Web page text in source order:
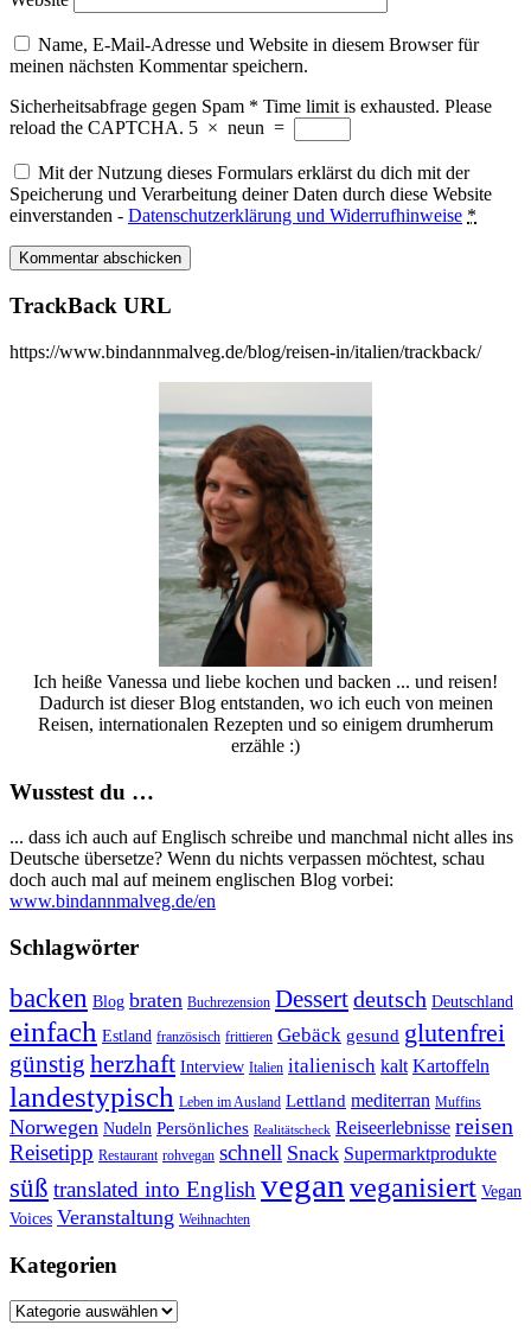
Name, E-Mail-Adresse und Website in diesem Browser für
meinen nächsten Kommentar speichern.
Sicherheitsabfrage gegen Spam * Time limit is exhausted. Please
reload the CAPTCHA. 5 × neun =
Mit der Nutzung dieses Formulars erklärst du dich mit der
Speicherung und Verarbeitung deiner Daten durch diese Website
einverstanden - Datenschutzerklärung und Widerrufhinweise *
TrackBack URL
https://www.bindannmalveg.de/blog/reisen-in/italien/trackback/
Ich heiße Vanessa und liebe kochen und backen ... und reisen!
Dadurch ist dieser Blog entstanden, wo ich euch von meinen
Reisen, internationalen Rezepten und so einigem drumherum
erzähle :)
Wusstest du …
... dass ich auch auf Englisch schreibe und manchmal nicht alles ins
Deutsche übersetze? Wenn du nichts verpassen möchtest, schau
doch auch mal auf meinem englischen Blog vorbei:
www.bindannmalveg.de/en
Schlagwörter
backen Blog braten Buchrezension Dessertdeutsch Deutschland
einfach Estland französisch frittieren Gebäck gesund glutenfrei
günstig herzhaft Interview Italien italienisch kalt Kartoffeln
landestypisch Leben im Ausland Lettland mediterran Muffins
Norwegen Nudeln Persönliches Realitätscheck Reiseerlebnisse reisen
Reisetipp Restaurant rohvegan schnell Snack Supermarktprodukte
süß translated into English vegan veganisiert Vegan
Voices Veranstaltung Weihnachten
Kategorien
Kategorien